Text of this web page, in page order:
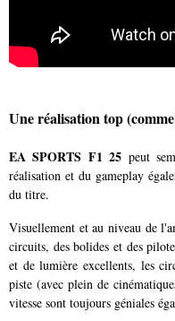
Une réalisation top
EA SPORTS F1 25 peut
réalisation et du gameplay
du titre.
Visuellement et au niveau de
circuits, des bolides et des
et de lumière excellents, les
piste (avec plein de
vitesse sont toujours géniales